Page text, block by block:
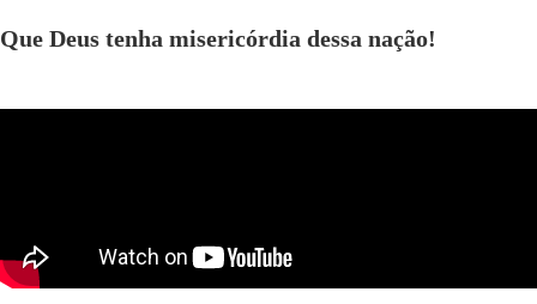
Que Deus tenha misericórdia dessa nação!